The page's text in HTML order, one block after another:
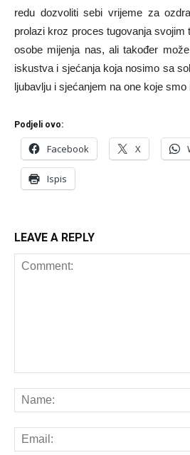
redu dozvoliti sebi vrijeme za
prolazi kroz proces tugovanja svojim
osobe mijenja nas, ali također
iskustva i sjećanja koja nosimo sa
ljubavlju i sjećanjem na one koje smo
Podjeli ovo:
Facebook X
Ispis
LEAVE A REPLY